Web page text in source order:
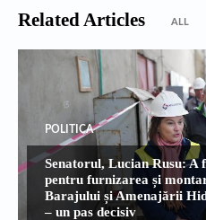
Related Articles ALL
POLITICA
Senatorul, Lucian Rusu: A
pentru furnizarea și
Barajului și Amenajării
– un pas decisiv